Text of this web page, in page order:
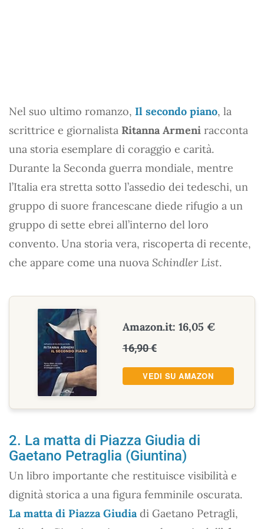
Nel suo ultimo romanzo, Il secondo piano, la
scrittrice e giornalista Ritanna Armeni racconta
una storia esemplare di coraggio e carità.
Durante la Seconda guerra mondiale, mentre
l’Italia era stretta sotto l’assedio dei tedeschi, un
gruppo di suore francescane diede rifugio a un
gruppo di sette ebrei all’interno del loro
convento. Una storia vera, riscoperta di recente,
che appare come una nuova Schindler List.
Amazon.it: 16,05 €
16,90 €
VEDI SU AMAZON
2. La matta di Piazza Giudia di
Gaetano Petraglia (Giuntina)
Un libro importante che restituisce visibilità e
dignità storica a una figura femminile oscurata.
La matta di Piazza Giudiadi Gaetano Petragli,